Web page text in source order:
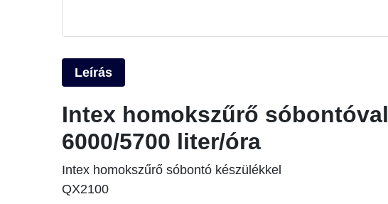
Leírás
Intex homokszűrő sóbontóval
6000/5700 liter/óra
Intex homokszűrő sóbontó készülékkel
QX2100